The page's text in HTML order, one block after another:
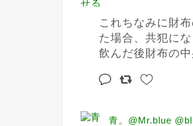
これちなみに財
た場合、共犯にな
飲んだ後財布の
青。@Mr.blue